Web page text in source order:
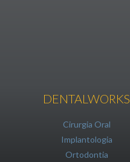
DENTALWORKS
Cirurgia Oral
Implantologia
Ortodontia